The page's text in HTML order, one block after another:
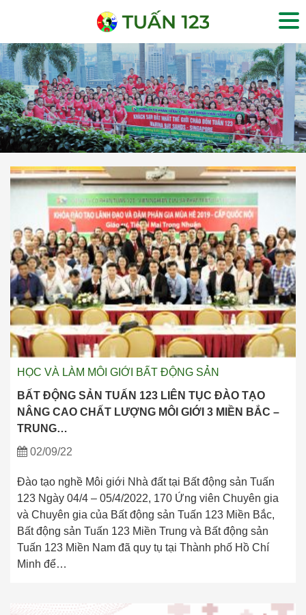
HỌC VÀ LÀM MÔI GIỚI BẤT ĐỘNG SẢN
BẤT ĐỘNG SẢN TUẤN 123 LIÊN TỤC ĐÀO TẠO
NÂNG CAO CHẤT LƯỢNG MÔI GIỚI 3 MIỀN BẮC –
TRUNG…
02/09/22
Đào tạo nghề Môi giới Nhà đất tại Bất động sản Tuấn
123 Ngày 04/4 – 05/4/2022, 170 Ứng viên Chuyên gia
và Chuyên gia của Bất động sản Tuấn 123 Miền Bắc,
Bất động sản Tuấn 123 Miền Trung và Bất động sản
Tuấn 123 Miền Nam đã quy tụ tại Thành phố Hồ Chí
Minh để…